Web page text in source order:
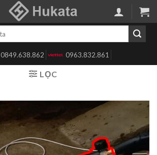
0849.638.862 0963.832.861
LỌC